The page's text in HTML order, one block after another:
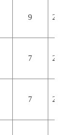
9 200
7 200
7 200